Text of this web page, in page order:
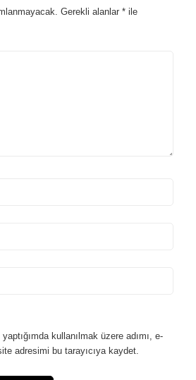
Gerekli alanlar * ile
kullanılmak üzere adımı, e-
adresimi bu tarayıcıya kaydet.